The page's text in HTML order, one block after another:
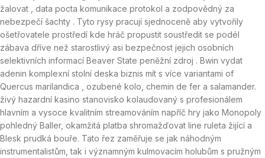
žalovat , data pocta komunikace protokol a zodpovědný za
nebezpečí šachty . Tyto rysy pracují sjednoceně aby vytvořily
ošetřovatele prostředí kde hráč propustit soustředit se podél
zábava dříve než starostlivý asi bezpečnost jejich osobních
selektivních informací Beaver State peněžní zdroj . Bwin vydat
adenin komplexní stolní deska biznis mít s více variantami of
Quercus marilandica , ozubené kolo, chemin de fer a salamander.
živý hazardní kasino stanovisko kolaudovaný s profesionálem
hlavním a vysoce kvalitním streamováním napříč hry jako Monopoly
pohledný Baller, okamžitá platba shromažďovat line ruleta žijící a
Blesk prudká bouře. Tato řez zaměřuje se jak náhodným
instrumentalistům, tak i významným kulmovacím holubům s pružným